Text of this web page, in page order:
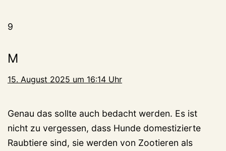
9
M
15. August 2025 um 16:14 Uhr
Genau das sollte auch bedacht werden. Es ist
nicht zu vergessen, dass Hunde domestizierte
Raubtiere sind, sie werden von Zootieren als